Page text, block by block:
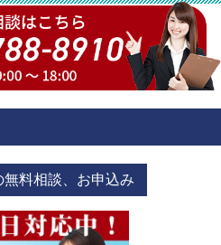
料相談、お申込み